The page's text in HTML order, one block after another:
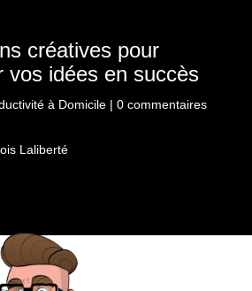
créatives pour
vos idées en succès
à Domicile| 0 commentaires
Laliberté